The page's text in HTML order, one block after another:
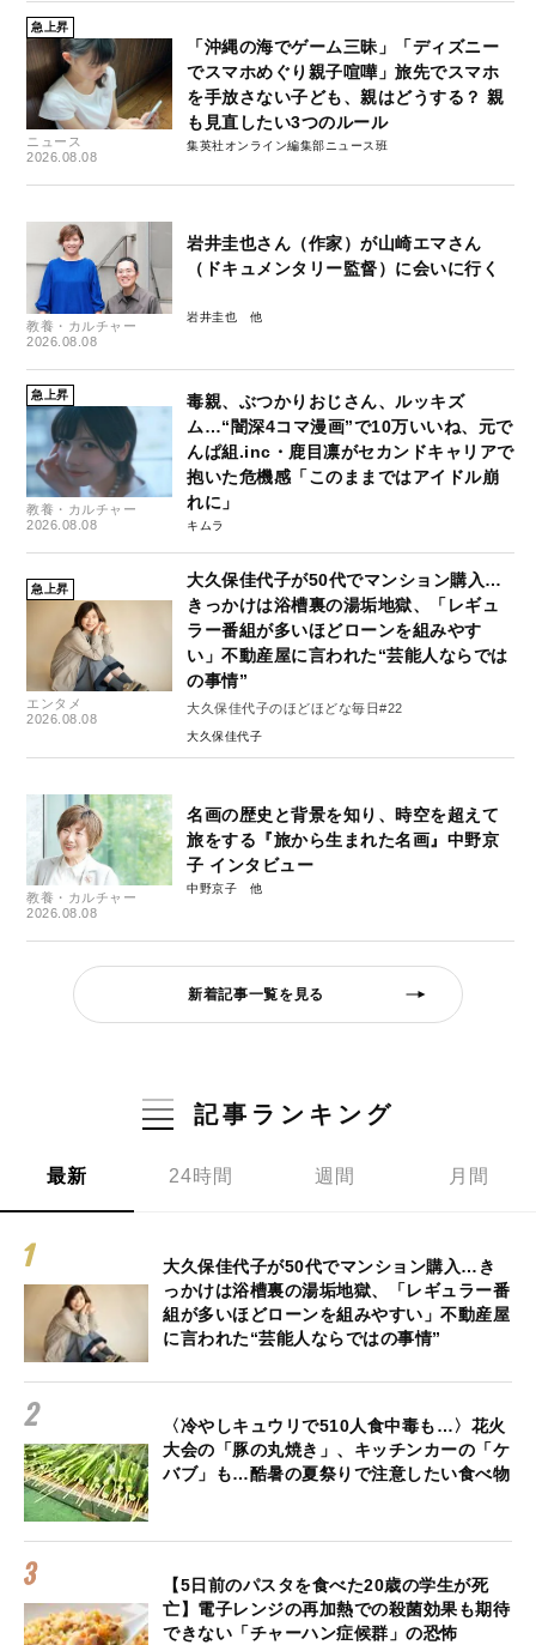
急上昇
ニュース
2026.08.08
「沖縄の海でゲーム三昧」「ディズニー
でスマホめぐり親子喧嘩」旅先でスマホ
を手放さない子ども、親はどうする？ 親
も見直したい3つのルール
集英社オンライン編集部ニュース班
教養・カルチャー
2026.08.08
岩井圭也さん（作家）が山崎エマさん
（ドキュメンタリー監督）に会いに行く
岩井圭也
急上昇
教養・カルチャー
2026.08.08
毒親、ぶつかりおじさん、ルッキズ
ム…“闇深4コマ漫画”で10万いいね、元で
んぱ組.inc・鹿目凛がセカンドキャリアで
抱いた危機感「このままではアイドル崩
れに」
キムラ
急上昇
エンタメ
2026.08.08
大久保佳代子が50代でマンション購入…
きっかけは浴槽裏の湯垢地獄、「レギュ
ラー番組が多いほどローンを組みやす
い」不動産屋に言われた“芸能人ならでは
の事情”
大久保佳代子のほどほどな毎日#22
大久保佳代子
教養・カルチャー
2026.08.08
名画の歴史と背景を知り、時空を超えて
旅をする『旅から生まれた名画』中野京
子 インタビュー
中野京子
新着記事一覧を見る
記事ランキング
最新 24時間 週間 月間
大久保佳代子が50代でマンション購入…き
っかけは浴槽裏の湯垢地獄、「レギュラー番
組が多いほどローンを組みやすい」不動産屋
に言われた“芸能人ならではの事情”
〈冷やしキュウリで510人食中毒も…〉花火
大会の「豚の丸焼き」、キッチンカーの「ケ
バブ」も…酷暑の夏祭りで注意したい食べ物
【5日前のパスタを食べた20歳の学生が死
亡】電子レンジの再加熱での殺菌効果も期待
できない「チャーハン症候群」の恐怖